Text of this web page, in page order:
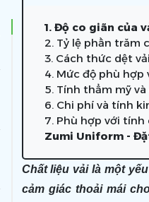
1. Độ co giãn của
2. Tỷ lệ phần trăm
3. Cách thức dệt
4. Mức độ phù
5. Tính thẩm mỹ
6. Chi phí và tính
7. Phù hợp với
Zumi Uniform -
Chất liệu vải là một
cảm giác thoải mái